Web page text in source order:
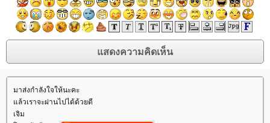
มาส่งกำลังใจให้นะคะ
ล้วเราจะผ่านไปได้ด้วยดี
เจิม